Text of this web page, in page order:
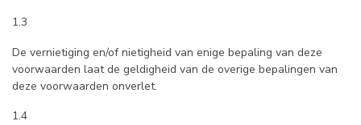
1.3
De vernietiging en/of nietigheid van enige bepaling van deze
voorwaarden laat de geldigheid van de overige bepalingen van
deze voorwaarden onverlet.
1.4